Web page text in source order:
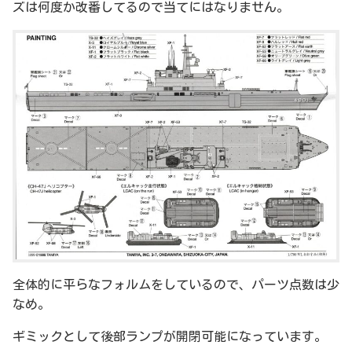
ズは何度か改番してるので当てにはなりません。
全体的に平らなフォルムをしているので、パーツ点数は少
なめ。
ギミックとして後部ランプが開閉可能になっています。